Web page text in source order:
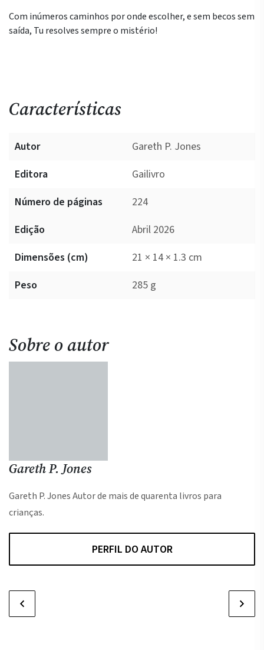
Com inúmeros caminhos por onde escolher, e sem becos sem
saída, Tu resolves sempre o mistério!
Características
Autor
Gareth P. Jones
Editora
Gailivro
Número de páginas
224
Edição
Abril 2026
Dimensões (cm)
21 × 14 × 1.3 cm
Peso
285 g
Sobre o autor
Gareth P. Jones
Gareth P. Jones Autor de mais de quarenta livros para
crianças.
PERFIL DO AUTOR